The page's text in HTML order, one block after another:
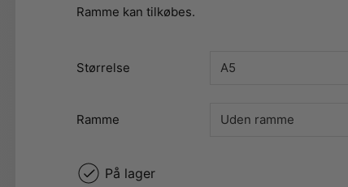
Ramme kan tilkøbes.
Størrelse
Ramme
På lager